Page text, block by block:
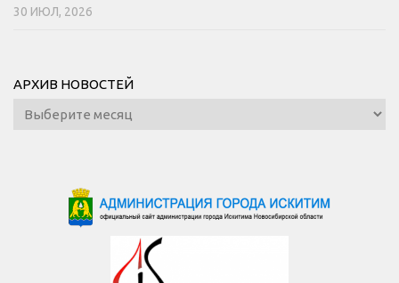
30 ИЮЛ, 2026
АРХИВ НОВОСТЕЙ
Архив
новостей